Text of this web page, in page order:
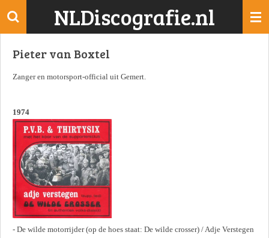
Ga
de
NLDiscografie.nl
Pieter van Boxtel
Zanger en motorsport-official uit Gemert.
1974
- De wilde motorrijder (op de hoes staat: De wilde crosser) / Adje Verstegen